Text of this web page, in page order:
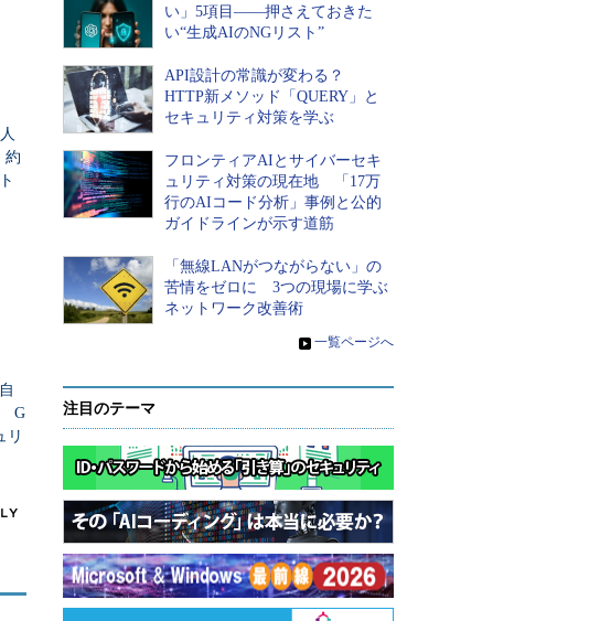
約
G
リ
い」5項目――押さえておきた
い“生成AIのNGリスト”
API設計の常識が変わる？
HTTP新メソッド「QUERY」と
セキュリティ対策を学ぶ
フロンティアAIとサイバーセキ
ュリティ対策の現在地 「17万
行のAIコード分析」事例と公的
ガイドラインが示す道筋
「無線LANがつながらない」の
苦情をゼロに 3つの現場に学ぶ
ネットワーク改善術
» 一覧ページへ
注目のテーマ